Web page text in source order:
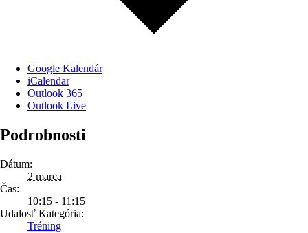
Google Kalendár
iCalendar
Outlook 365
Outlook Live
Podrobnosti
Dátum:
2 marca
Čas:
10:15 - 11:15
Udalosť Kategória:
Tréning